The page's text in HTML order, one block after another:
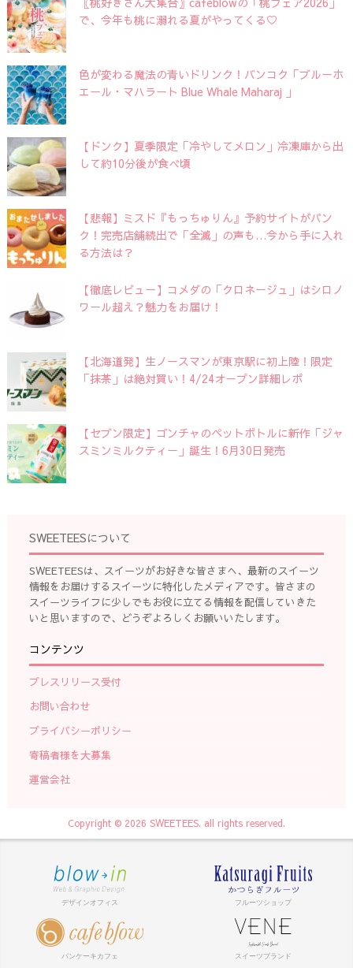
で、今年も桃に溺れる夏がやってくる♡
色が変わる魔法の青いドリンク！バンコク「ブルーホ
エール・マハラート Blue Whale Maharaj 」
【ドンク】夏季限定「冷やしてメロン」冷凍庫から出
して約10分後が食べ頃
【悲報】ミスド『もっちゅりん』予約サイトがパン
ク！完売店舗続出で「全滅」の声も…今から手に入れ
る方法は？
【徹底レビュー】コメダの「クロネージュ」はシロノ
ワール超え？魅力をお届け！
【北海道発】生ノースマンが東京駅に初上陸！限定
「抹茶」は絶対買い！4/24オープン詳細レポ
【セブン限定】ゴンチャのペットボトルに新作「ジャ
スミンミルクティー」誕生！6月30日発売
SWEETEESについて
SWEETEESは、スイーツがお好きな皆さまへ、最新のスイーツ
情報をお届けするスイーツに特化したメディアです。皆さまの
スイーツライフに少しでもお役に立てる情報を配信していきた
いと思いますので、どうぞよろしくお願いいたします。
コンテンツ
プレスリリース受付
お問い合わせ
プライバシーポリシー
寄稿者様を大募集
運営会社
Copyright © 2026 SWEETEES. all rights reserved.